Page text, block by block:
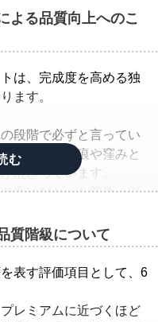
よる品質向上へのこ
は、完成度を高める独
ます。
段階で必ずと言ってい
、クラック痕や窪みと
混ざっています。
磨けなかった箇所、部
レスレットを仕入れた
、手間ひまをかけた
質階級について
表す評価項目として、6
レミアムに近づくほど